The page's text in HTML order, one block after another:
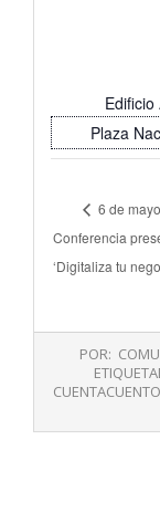
Plaza
6 de
Conferencia
‘Digitaliza tu
POR: